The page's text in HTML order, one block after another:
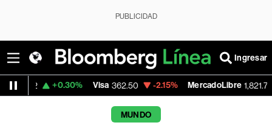
PUBLICIDAD
Ingresar
Visa 362.50 -2.15% MercadoLibre 1,821.795 -0.14%
MUNDO